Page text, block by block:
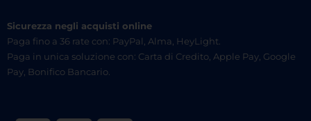
Sicurezza negli acquisti online
Paga fino a 36 rate con: PayPal, Alma, HeyLight.
Paga in unica soluzione con: Carta di Credito, Apple Pay, Google
Pay, Bonifico Bancario.